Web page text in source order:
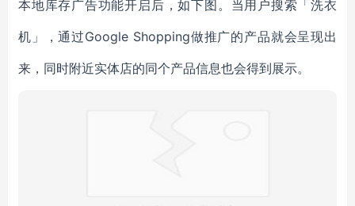
本地库存广告功能开启后，如下图。当用户搜索「洗衣
机」，通过Google Shopping做推广的产品就会呈现出
来，同时附近实体店的同个产品信息也会得到展示。